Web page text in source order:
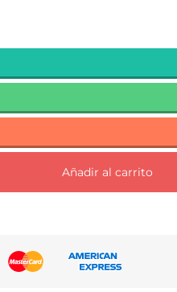
Añadir al carrito